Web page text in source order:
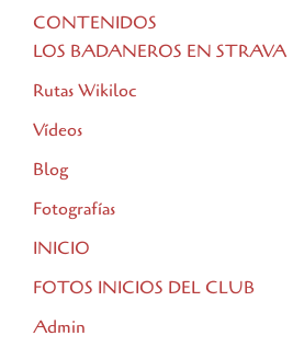
CONTENIDOS
LOS BADANEROS EN STRAVA
Rutas Wikiloc
Vídeos
Blog
Fotografías
INICIO
FOTOS INICIOS DEL CLUB
Admin